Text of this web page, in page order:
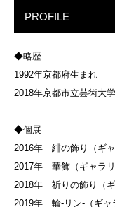
PROFILE
◆略歴
1992年京都府生まれ
2018年京都市立芸術大
◆個展
2016年 緋の飾り（ギャ
2017年 華飾（ギャラリ
2018年 祈りの飾り（ギ
2019年 輪-リン-（ギャ